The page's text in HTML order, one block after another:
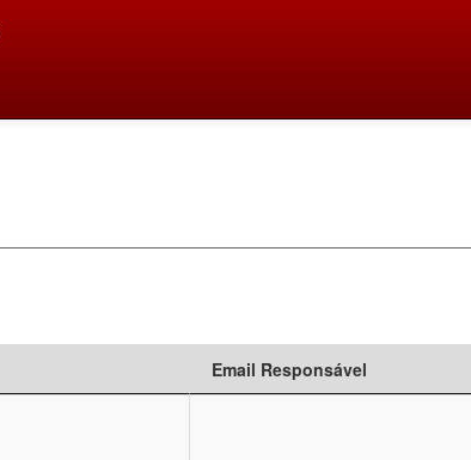
Email Responsável